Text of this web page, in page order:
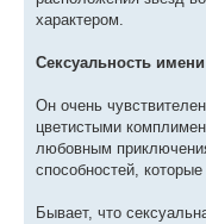
характером.
Сексуальность
Он очень
цветистыми
любовным
способностей,
Бывает, что